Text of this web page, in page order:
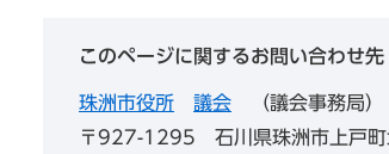
このページに関するお問い合わせ先
珠洲市役所 議会
議会事務局
〒927-1295
石川県珠洲市上戸